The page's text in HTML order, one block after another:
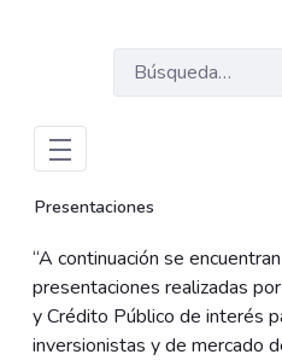
Presentaciones
“A continuación se
presentaciones realizadas
y Crédito Público de interés
inversionistas y de mercado